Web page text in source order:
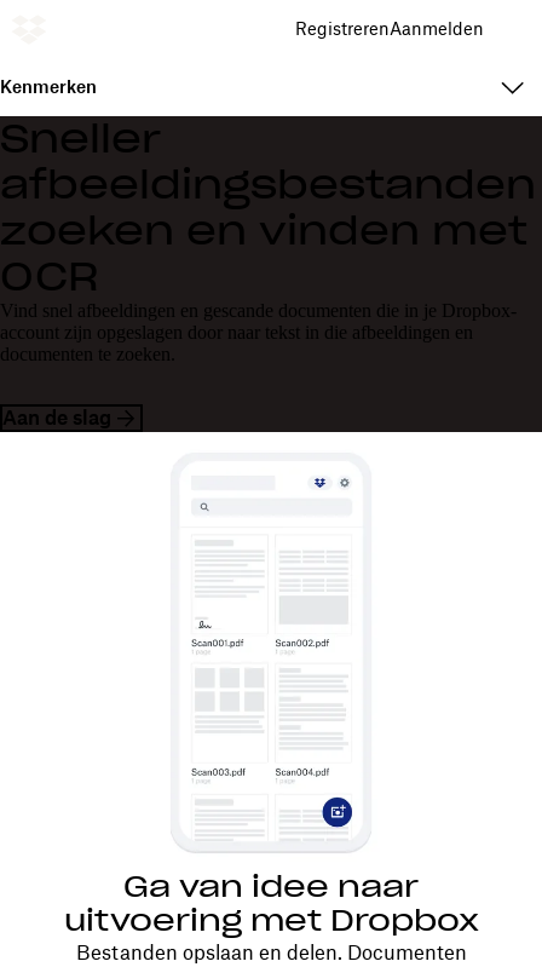
RegistrerenAanmelden
Kenmerken
Sneller
afbeeldingsbestanden
zoeken en vinden met
OCR
Vind snel afbeeldingen en gescande documenten die in je Dropbox-
account zijn opgeslagen door naar tekst in die afbeeldingen en
documenten te zoeken.
Aan de slag
Ga van idee naar
uitvoering met Dropbox
Bestanden opslaan en delen. Documenten